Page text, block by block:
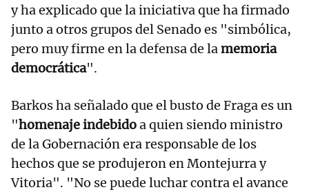
y ha explicado que la iniciativa que ha firmado
junto a otros grupos del Senado es "simbólica,
pero muy firme en la defensa de lamemoria
democrática".
Barkos ha señalado que el busto de Fraga es un
"homenaje indebidoa quien siendo ministro
de la Gobernación era responsable de los
hechos que se produjeron en Montejurra y
Vitoria". "No se puede luchar contra el avance